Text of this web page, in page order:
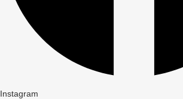
Instagram